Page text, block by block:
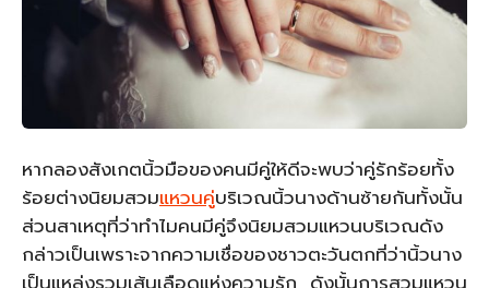
หากลองสังเกตนิ้วมือของคนมีคู่ให้ดีจะพบว่าคู่รักร้อยทั้ง
ร้อยต่างนิยมสวมแหวนคู่บริเวณนิ้วนางด้านซ้ายกันทั้งนั้น
ส่วนสาเหตุที่ว่าทำไมคนมีคู่จึงนิยมสวมแหวนบริเวณดัง
กล่าวเป็นเพราะจากความเชื่อของชาวตะวันตกที่ว่านิ้วนาง